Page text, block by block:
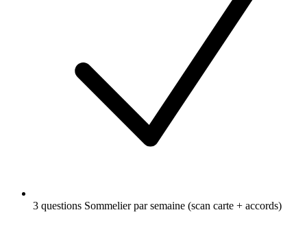
3 questions Sommelier par semaine (scan carte + accords)